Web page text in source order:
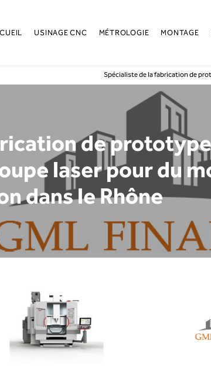
USINAGE CNC MÉTROLOGIE MONTAGE
Spécialiste de la fabrication de
de
laser pour du
dans le Rhône